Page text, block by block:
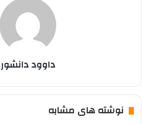
داوود دانشور
نوشته های مشابه